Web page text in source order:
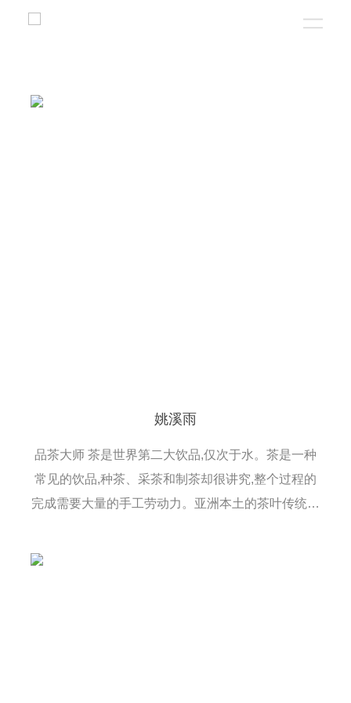
姚溪雨
品茶大师 茶是世界第二大饮品,仅次于水。茶是一种
常见的饮品,种茶、采茶和制茶却很讲究,整个过程的
完成需要大量的手工劳动力。亚洲本土的茶叶传统源